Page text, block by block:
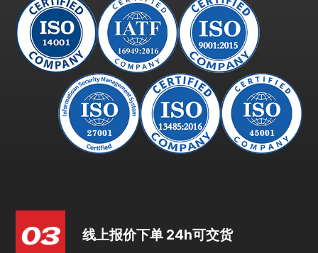
线上报价下单 24h可交货